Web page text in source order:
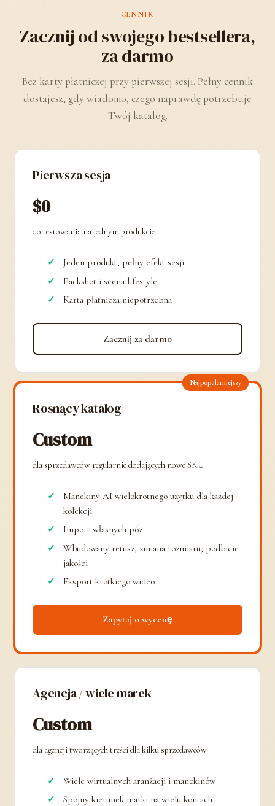
CENNIK
Zacznij od swojego bestsellera,
za darmo
Bez karty płatniczej przy pierwszej sesji. Pełny cennik
dostajesz, gdy wiadomo, czego naprawdę potrzebuje
Twój katalog.
Pierwsza sesja
$0
do testowania na jednym produkcie
Jeden produkt, pełny efekt sesji
Packshot i scena lifestyle
Karta płatnicza niepotrzebna
Zacznij za darmo
Najpopularniejszy
Rosnący katalog
Custom
dla sprzedawców regularnie dodających nowe SKU
Manekiny AI wielokrotnego użytku dla każdej
kolekcji
Import własnych póz
Wbudowany retusz, zmiana rozmiaru, podbicie
jakości
Eksport krótkiego wideo
Zapytaj o wycenę
Agencja / wiele marek
Custom
dla agencji tworzących treści dla kilku sprzedawców
Wiele wirtualnych aranżacji i manekinów
Spójny kierunek marki na wielu kontach